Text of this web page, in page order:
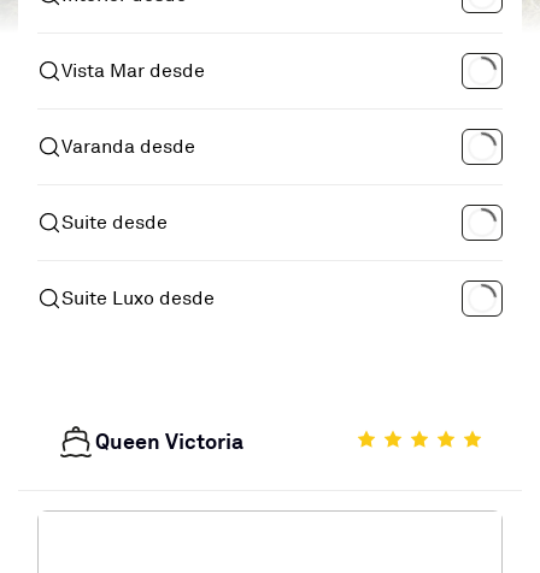
Vista Mar desde
Varanda desde
Suite desde
Suite Luxo desde
Queen Victoria